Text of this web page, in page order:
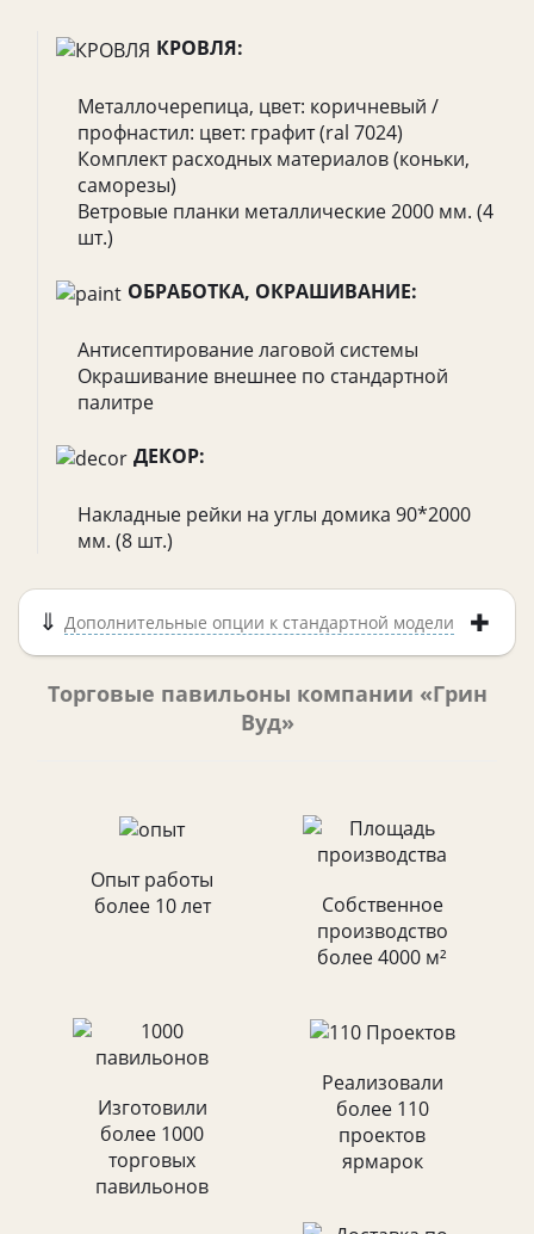
КРОВЛЯ:
Металлочерепица, цвет: коричневый /
профнастил: цвет: графит (ral 7024)
Комплект расходных материалов (коньки,
саморезы)
Ветровые планки металлические 2000 мм. (4
шт.)
ОБРАБОТКА, ОКРАШИВАНИЕ:
Антисептирование лаговой системы
Окрашивание внешнее по стандартной
палитре
ДЕКОР:
Накладные рейки на углы домика 90*2000
мм. (8 шт.)
Дополнительные опции к стандартной модели
Торговые павильоны компании «Грин
Вуд»
Опыт работы
более 10 лет
Собственное
производство
более 4000 м²
Изготовили
более 1000
торговых
павильонов
Реализовали
более 110
проектов
ярмарок